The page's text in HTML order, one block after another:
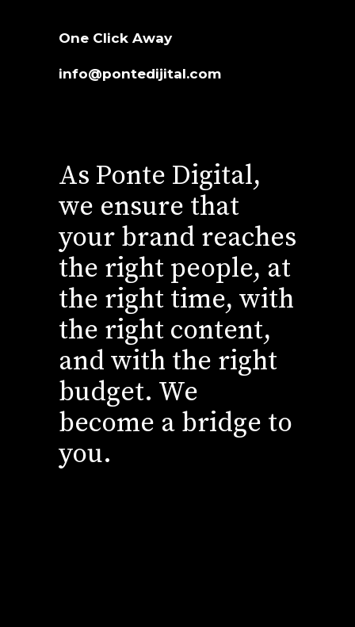
One Click Away
info@pontedijital.com
As Ponte Digital,
we ensure that
your brand reaches
the right people, at
the right time, with
the right content,
and with the right
budget. We
become a bridge to
you.